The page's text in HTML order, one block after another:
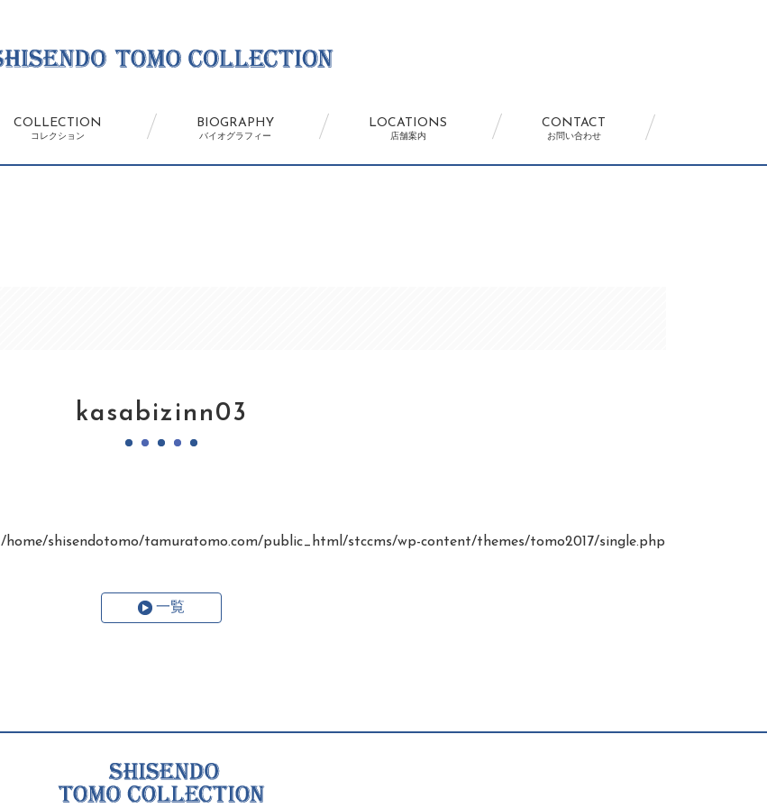
COLLECTION
コレクション
BIOGRAPHY
バイオグラフィー
LOCATIONS
店舗案内
CONTACT
お問い合わせ
kasabizinn03
/home/shisendotomo/tamuratomo.com/public_html/stccms/wp-content/themes/tomo2017/single.php
一覧